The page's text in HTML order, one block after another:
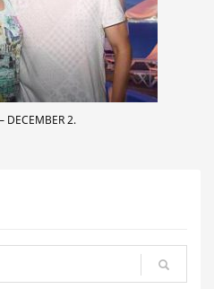
DECEMBER 2.